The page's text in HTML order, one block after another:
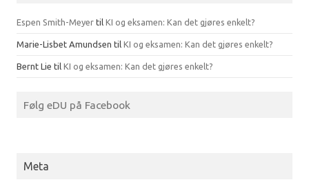
Espen Smith-Meyer til KI og eksamen: Kan det gjøres enkelt?
Marie-Lisbet Amundsen til KI og eksamen: Kan det gjøres enkelt?
Bernt Lie til KI og eksamen: Kan det gjøres enkelt?
Følg eDU på Facebook
Meta